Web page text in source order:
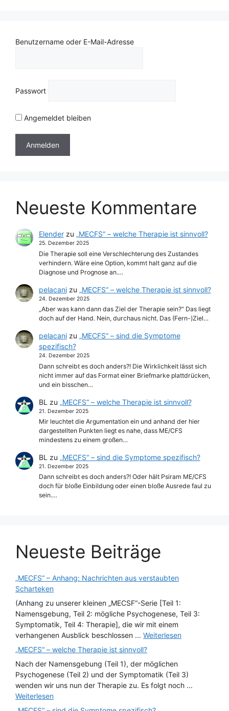
Benutzername oder E-Mail-Adresse
Passwort
Angemeldet bleiben
Neueste Kommentare
Elenderzu „MECFS“ – welche Therapie ist sinnvoll?
25. Dezember 2025
Die Therapie soll eine Verschlechterung des Zustandes
verhindern. Wäre eine Option, kommt halt ganz auf die
Diagnose und Prognose an.…
pelacanizu „MECFS“ – welche Therapie ist sinnvoll?
24. Dezember 2025
„Aber was kann dann das Ziel der Therapie sein?“ Das liegt
doch auf der Hand. Nein, durchaus nicht. Das (Fern-)Ziel…
pelacanizu „MECFS“ – sind die Symptome
spezifisch?
24. Dezember 2025
Dann schreibt es doch anders?! Die Wirklichkeit lässt sich
nicht immer auf das Format einer Briefmarke plattdrücken,
und ein bisschen…
BL zu „MECFS“ – welche Therapie ist sinnvoll?
21. Dezember 2025
Mir leuchtet die Argumentation ein und anhand der hier
dargestellten Punkten liegt es nahe, dass ME/CFS
mindestens zu einem großen…
BL zu „MECFS“ – sind die Symptome spezifisch?
21. Dezember 2025
Dann schreibt es doch anders?! Oder hält Psiram ME/CFS
doch für bloße Einbildung oder einen bloße Ausrede faul zu
sein.…
Neueste Beiträge
„MECFS“ – Anhang: Nachrichten aus verstaubten
Scharteken
(Anhang zu unserer kleinen „MECSF“-Serie [Teil 1:
Namensgebung, Teil 2: mögliche Psychogenese, Teil 3:
Symptomatik, Teil 4: Therapie], die wir mit einem
verhangenen Ausblick beschlossen ... Weiterlesen
„MECFS“ – welche Therapie ist sinnvoll?
Nach der Namensgebung (Teil 1), der möglichen
Psychogenese (Teil 2) und der Symptomatik (Teil 3)
wenden wir uns nun der Therapie zu. Es folgt noch ...
Weiterlesen